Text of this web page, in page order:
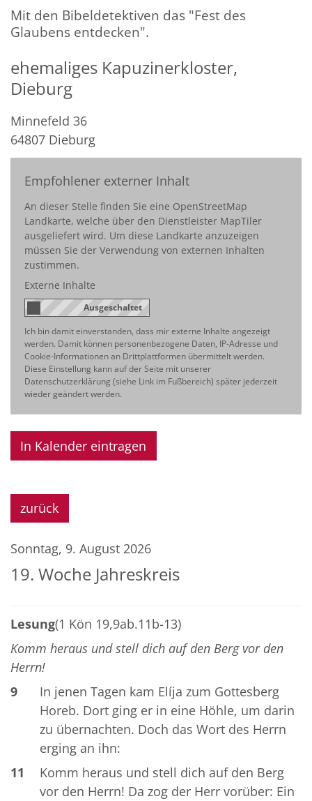
Mit den Bibeldetektiven das "Fest des
Glaubens entdecken".
ehemaliges Kapuzinerkloster,
Dieburg
Minnefeld 36
64807 Dieburg
Empfohlener externer Inhalt
An dieser Stelle finden Sie eine OpenStreetMap
Landkarte, welche über den Dienstleister MapTiler
ausgeliefert wird. Um diese Landkarte anzuzeigen
müssen Sie der Verwendung von externen Inhalten
zustimmen.
Externe Inhalte
Ich bin damit einverstanden, dass mir externe Inhalte angezeigt
werden. Damit können personenbezogene Daten, IP-Adresse und
Cookie-Informationen an Drittplattformen übermittelt werden.
Diese Einstellung kann auf der Seite mit unserer
Datenschutzerklärung (siehe Link im Fußbereich) später jederzeit
wieder geändert werden.
In Kalender eintragen
zurück
Sonntag, 9. August 2026
19. Woche Jahreskreis
Lesung(1 Kön 19,9ab.11b-13)
Komm heraus und stell dich auf den Berg vor den
Herrn!
9
In jenen Tagen kam Elíja zum Gottesberg
Horeb. Dort ging er in eine Höhle, um darin
zu übernachten. Doch das Wort des Herrn
erging an ihn:
11
Komm heraus und stell dich auf den Berg
vor den Herrn! Da zog der Herr vorüber: Ein